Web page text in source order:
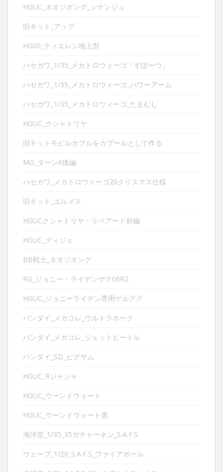
HGUC_ネオジオング_シナンジュ
旧キット_アッグ
HG00_ティエレン地上型
ハセガワ_1/35_メカトロウィーゴ「すぽーつ」
ハセガワ_1/35_メカトロウィーゴ_パワーアーム
ハセガワ_1/35_メカトロウィーゴ_たまむし
HGUC_クシャトリヤ
旧キットモビルカプルをカプールとして作る
MG_ターンX後編
ハセガワ_メカトロウィーゴ20クリスマス仕様
旧キット_エルメス
HGUCクシャトリヤ・リペアード前編
HGUC_ディジェ
BB戦士_ネオジオング
RG_ジョニー・ライデンザク06R2
HGUC_ジョニーライデン専用ゲルググ
バンダイ_メカコレ_ウルトラホーク
バンダイ_メカコレ_ジェットビートル
バンダイ_SD_ビグザム
HGUC_Rジャジャ
HGUC_ウーンドウォート
HGUC_ウーンドウォート黒
海洋堂_1/35_35ガチャーネン_S.A.F.S
ウェーブ_1/20_S.A.F.S_ファイアボール